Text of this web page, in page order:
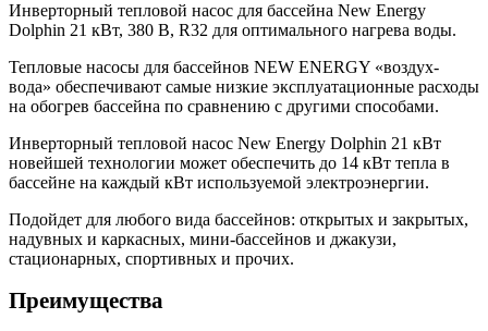
Инверторный тепловой насос для бассейна New Energy
Dolphin 21 кВт, 380 В, R32 для оптимального нагрева воды.
Тепловые насосы для бассейнов NEW ENERGY «воздух-
вода» обеспечивают самые низкие эксплуатационные расходы
на обогрев бассейна по сравнению с другими способами.
Инверторный тепловой насос New Energy Dolphin 21 кВт
новейшей технологии может обеспечить до 14 кВт тепла в
бассейне на каждый кВт используемой электроэнергии.
Подойдет для любого вида бассейнов: открытых и закрытых,
надувных и каркасных, мини-бассейнов и джакузи,
стационарных, спортивных и прочих.
Преимущества